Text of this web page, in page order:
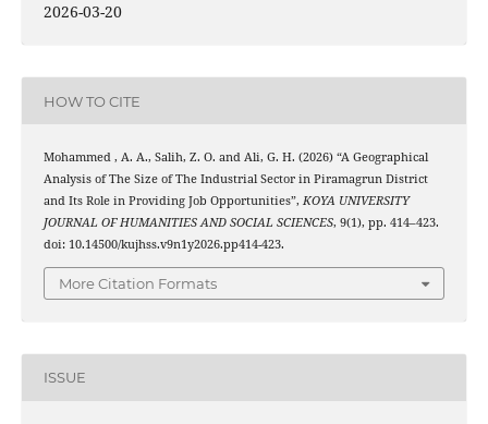
2026-03-20
HOW TO CITE
Mohammed , A. A., Salih, Z. O. and Ali, G. H. (2026) “A Geographical
Analysis of The Size of The Industrial Sector in Piramagrun District
and Its Role in Providing Job Opportunities”, KOYA UNIVERSITY
JOURNAL OF HUMANITIES AND SOCIAL SCIENCES, 9(1), pp. 414–423.
doi: 10.14500/kujhss.v9n1y2026.pp414-423.
More Citation Formats
ISSUE